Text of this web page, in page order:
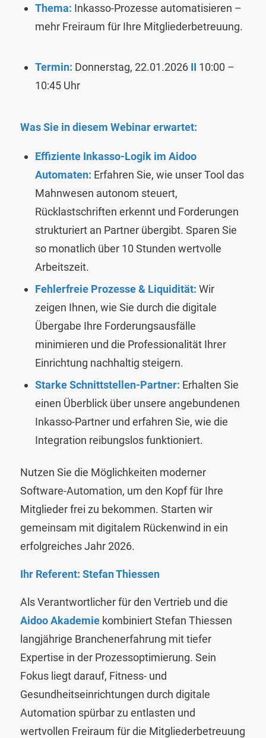
Thema: Inkasso-Prozesse automatisieren –
mehr Freiraum für Ihre Mitgliederbetreuung.
Termin: Donnerstag, 22.01.2026 II 10:00 –
10:45 Uhr
Was Sie in diesem Webinar erwartet:
Effiziente Inkasso-Logik im Aidoo
Automaten: Erfahren Sie, wie unser Tool das
Mahnwesen autonom steuert,
Rücklastschriften erkennt und Forderungen
strukturiert an Partner übergibt. Sparen Sie
so monatlich über 10 Stunden wertvolle
Arbeitszeit.
Fehlerfreie Prozesse & Liquidität: Wir
zeigen Ihnen, wie Sie durch die digitale
Übergabe Ihre Forderungsausfälle
minimieren und die Professionalität Ihrer
Einrichtung nachhaltig steigern.
Starke Schnittstellen-Partner: Erhalten Sie
einen Überblick über unsere angebundenen
Inkasso-Partner und erfahren Sie, wie die
Integration reibungslos funktioniert.
Nutzen Sie die Möglichkeiten moderner
Software-Automation, um den Kopf für Ihre
Mitglieder frei zu bekommen. Starten wir
gemeinsam mit digitalem Rückenwind in ein
erfolgreiches Jahr 2026.
Ihr Referent: Stefan Thiessen
Als Verantwortlicher für den Vertrieb und die
Aidoo Akademiekombiniert Stefan Thiessen
langjährige Branchenerfahrung mit tiefer
Expertise in der Prozessoptimierung. Sein
Fokus liegt darauf, Fitness- und
Gesundheitseinrichtungen durch digitale
Automation spürbar zu entlasten und
wertvollen Freiraum für die Mitgliederbetreuung